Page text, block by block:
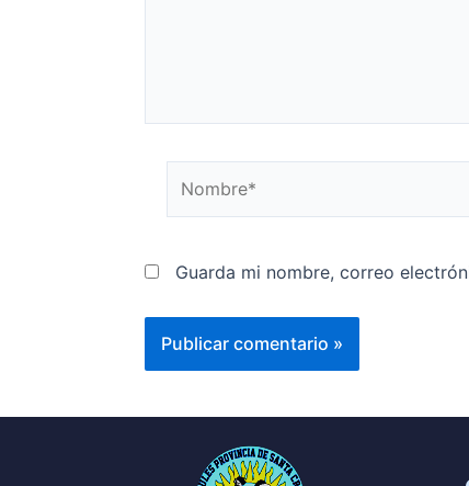
Guarda mi nombre, correo